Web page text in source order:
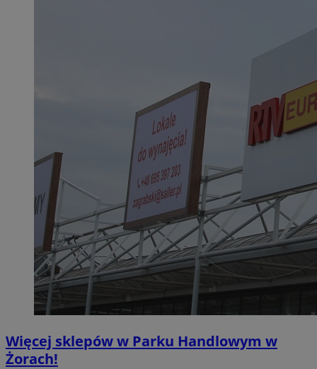
Więcej sklepów w Parku Handlowym w
Żorach!